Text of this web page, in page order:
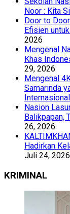
Noor : Kita
Door to
Efisien
2026
Mengenal
Khas
29, 2026
Mengenal
Samarinda
Internasional
Nasion
Balikpapan,
26, 2026
Hadirkan
Juli 24, 2026
KRIMINAL